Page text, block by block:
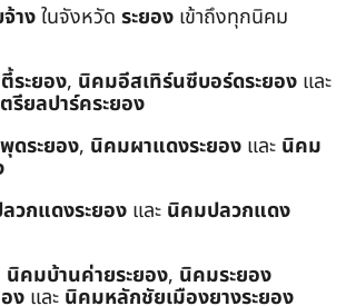
างในจังหวัด ระยอง เข้าถึงทุกนิคม
ระยอง, นิคมอีสเทิร์นซีบอร์ดระยอง และ
ยลปาร์คระยอง
ดระยอง, นิคมผาแดงระยอง และ นิคม
วกแดงระยอง และ นิคมปลวกแดง
นิคมบ้านค่ายระยอง, นิคมระยอง
ง และ นิคมหลักชัยเมืองยางระยอง